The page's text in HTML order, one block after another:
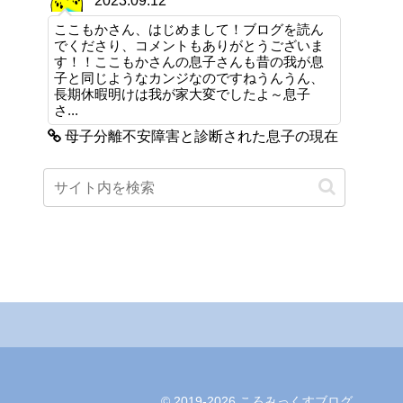
ここもかさん、はじめまして！ブログを読ん
でくださり、コメントもありがとうございま
す！！ここもかさんの息子さんも昔の我が息
子と同じようなカンジなのですねうんうん、
長期休暇明けは我が家大変でしたよ～息子
さ...
母子分離不安障害と診断された息子の現在